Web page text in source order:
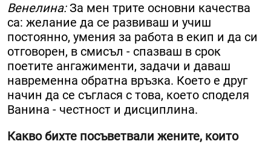
Венелина:За мен трите основни качества
са: желание да се развиваш и учиш
постоянно, умения за работа в екип и да си
отговорен, в смисъл - спазваш в срок
поетите ангажименти, задачи и даваш
навременна обратна връзка. Което е друг
начин да се съглася с това, което споделя
Ванина - честност и дисциплина.
Какво бихте посъветвали жените, които